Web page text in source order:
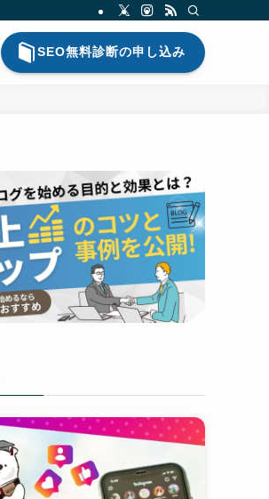
SEO無料診断の申し込み